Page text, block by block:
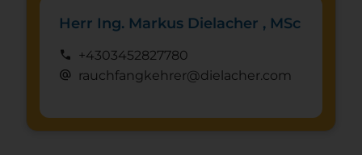
Herr Ing. Markus Dielacher , MSc
call +4303452827780
alternate_email rauchfangkehrer@dielacher.com